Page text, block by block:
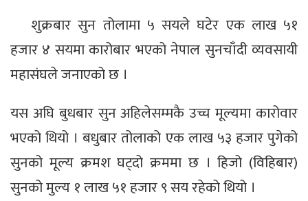
शुक्रबार सुन तोलामा ५ सयले घटेर एक लाख ५१
हजार ४ सयमा कारोबार भएको नेपाल सुनचाँदी व्यवसायी
महासंघले जनाएको छ ।
यस अघि बुधबार सुन अहिलेसम्मकै उच्च मूल्यमा कारोवार
भएको थियो । बधुबार तोलाको एक लाख ५३ हजार पुगेको
सुनको मूल्य क्रमश घट्दो क्रममा छ । हिजो (विहिबार)
सुनको मुल्य १ लाख ५१ हजार ९ सय रहेको थियो ।